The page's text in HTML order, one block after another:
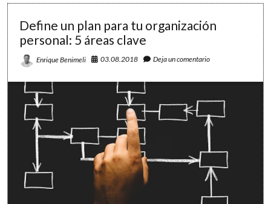
Define un plan para tu organización
personal: 5 áreas clave
Enrique Benimeli 03.08.2018 Deja un comentario